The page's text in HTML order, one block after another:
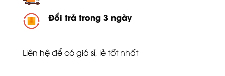
Đổi trả trong 3 ngày
Liên hệ để có giá sỉ, lẻ tốt nhất